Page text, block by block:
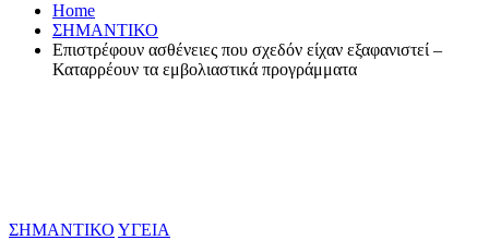
Home
ΣΗΜΑΝΤΙΚΟ
Επιστρέφουν ασθένειες που σχεδόν είχαν εξαφανιστεί –
Καταρρέουν τα εμβολιαστικά προγράμματα
ΣΗΜΑΝΤΙΚΟ ΥΓΕΙΑ